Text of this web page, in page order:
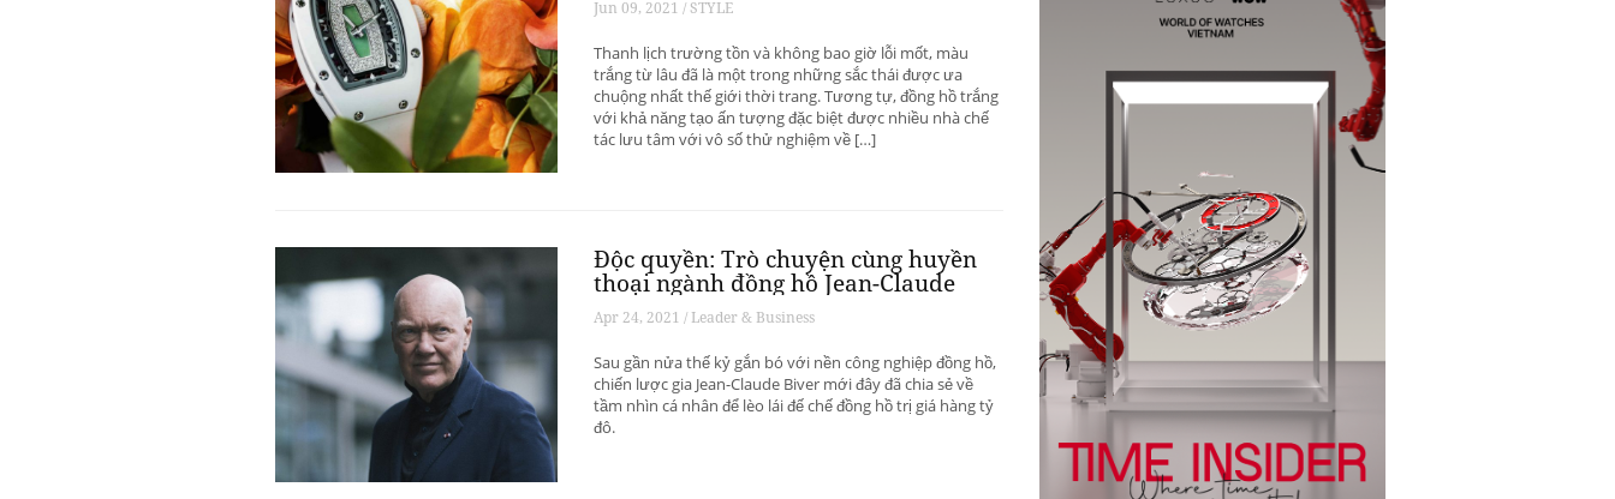
Jun 09, 2021 / STYLE
Thanh lịch trường tồn và không bao giờ lỗi mốt, màu
trắng từ lâu đã là một trong những sắc thái được ưa
chuộng nhất thế giới thời trang. Tương tự, đồng hồ trắng
với khả năng tạo ấn tượng đặc biệt được nhiều nhà chế
tác lưu tâm với vô số thử nghiệm về […]
Độc quyền: Trò chuyện cùng huyền
thoại ngành đồng hồ Jean-Claude
Biver
Apr 24, 2021 / Leader & Business
Sau gần nửa thế kỷ gắn bó với nền công nghiệp đồng hồ,
chiến lược gia Jean-Claude Biver mới đây đã chia sẻ về
tầm nhìn cá nhân để lèo lái đế chế đồng hồ trị giá hàng tỷ
đô.